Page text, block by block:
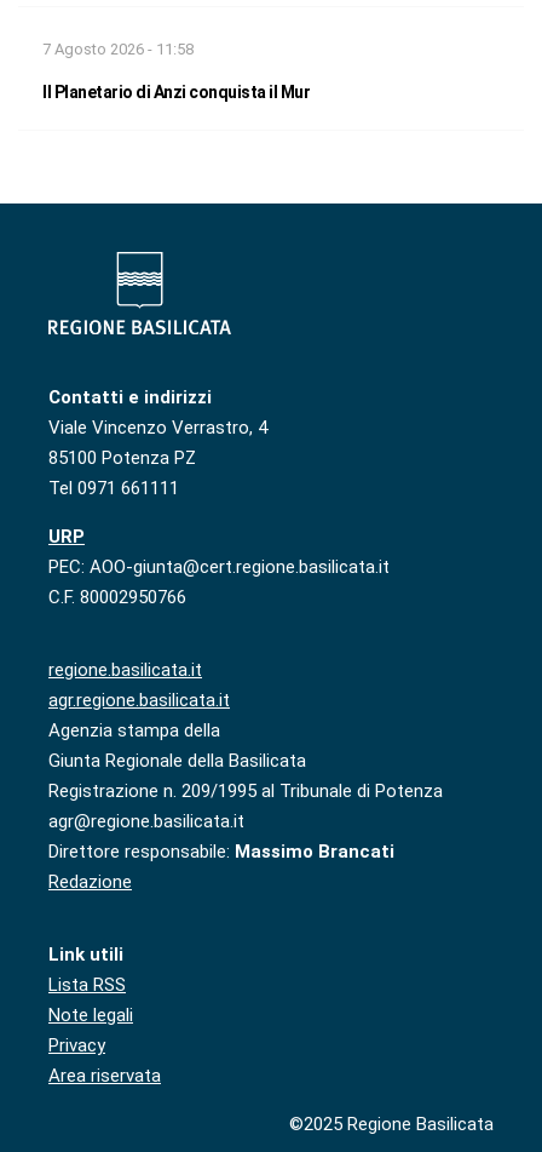
7 Agosto 2026 - 11:58
Il Planetario di Anzi conquista il Mur
Contatti e indirizzi
Viale Vincenzo Verrastro, 4
85100 Potenza PZ
Tel 0971 661111
URP
PEC: AOO-giunta@cert.regione.basilicata.it
C.F. 80002950766
regione.basilicata.it
agr.regione.basilicata.it
Agenzia stampa della
Giunta Regionale della Basilicata
Registrazione n. 209/1995 al Tribunale di Potenza
agr@regione.basilicata.it
Direttore responsabile: Massimo Brancati
Redazione
Link utili
Lista RSS
Note legali
Privacy
Area riservata
©2025 Regione Basilicata